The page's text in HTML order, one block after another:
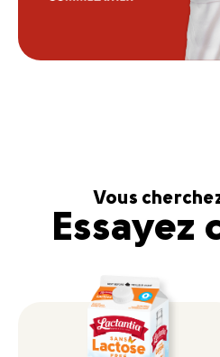
Vous
Essayez